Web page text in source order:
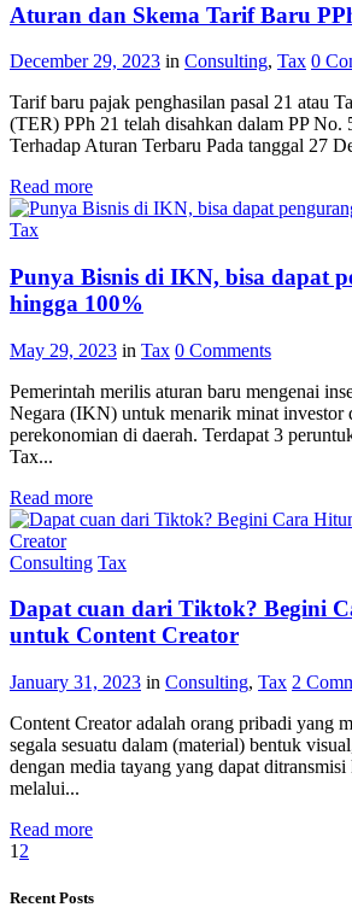
Aturan dan Skema Tarif Baru
December 29, 2023 in Consulting, Tax 0
Tarif baru pajak penghasilan pasal 21 atau
(TER) PPh 21 telah disahkan dalam PP No.
Terhadap Aturan Terbaru Pada tanggal 27
Read more
Tax
Punya Bisnis di IKN, bisa dapat
hingga 100%
May 29, 2023 in Tax 0 Comments
Pemerintah merilis aturan baru mengenai
Negara (IKN) untuk menarik minat investor
perekonomian di daerah. Terdapat 3
Tax...
Read more
Consulting Tax
Dapat cuan dari Tiktok? Begini
untuk Content Creator
January 31, 2023 in Consulting, Tax 2
Content Creator adalah orang pribadi yang
segala sesuatu dalam (material) bentuk
dengan media tayang yang dapat
melalui...
Read more
1 2
Recent Posts